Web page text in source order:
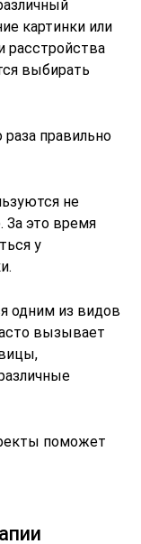
картинки или
расстройства
выбирать
правильно
не
За это время
у
одним из видов
вызывает
поможет